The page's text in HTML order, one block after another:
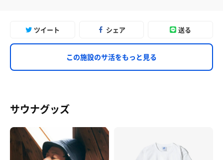
ツイート シェア 送る
この施設のサ活をもっと見る
サウナグッズ